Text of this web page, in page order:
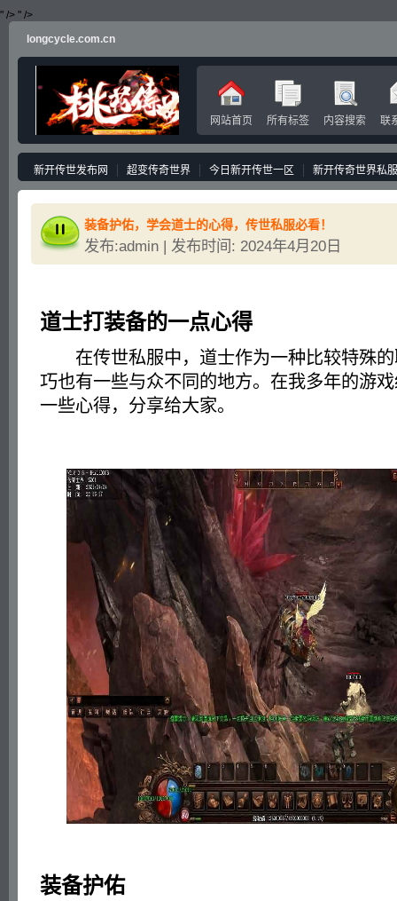
" /> " />
longcycle.com.cn
网站首页 所有标签 内容搜索 联
新开传世发布网 超变传奇世界 今日新开传世一区 新开传奇世界私服
装备护佑，学会道士的心得，传世私服必看！
发布:admin | 发布时间: 2024年4月20日
道士打装备的一点心得
在传世私服中，道士作为一种比较特殊的
巧也有一些与众不同的地方。在我多年的游
一些心得，分享给大家。
装备护佑